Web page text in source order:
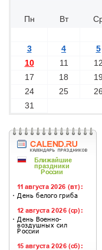
Пн
Вт
3
4 5
10
11 12
17
18 19
24
25 26
31